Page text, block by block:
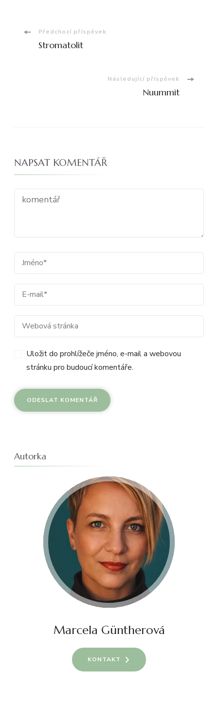
Navigace
Předchozí příspěvek
Stromatolit
Následující příspěvek
Nuummit
NAPSAT KOMENTÁŘ
Uložit do prohlížeče jméno, e-mail a webovou
stránku pro budoucí komentáře.
Autorka
Marcela Güntherová
KONTAKT